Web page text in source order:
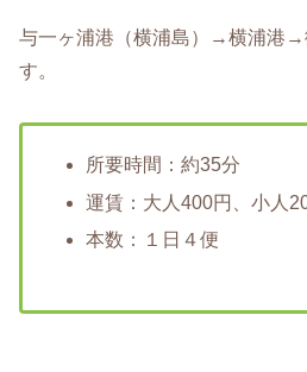
与一ヶ浦港（横浦島）→横浦港→
す。
所要時間：約35分
運賃：大人400円、小人
本数：１日４便